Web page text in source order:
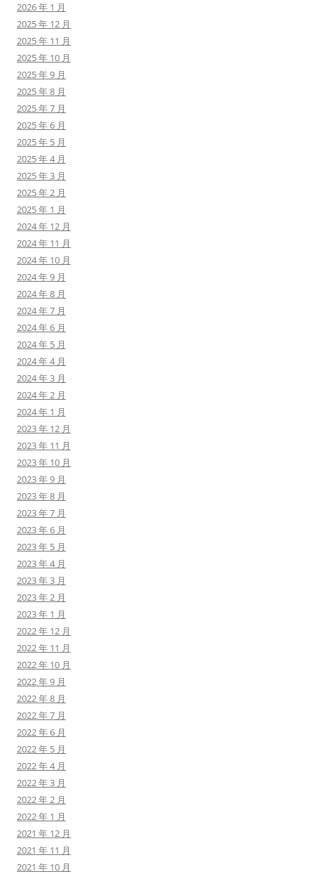
2026 年 1 月
2025 年 12 月
2025 年 11 月
2025 年 10 月
2025 年 9 月
2025 年 8 月
2025 年 7 月
2025 年 6 月
2025 年 5 月
2025 年 4 月
2025 年 3 月
2025 年 2 月
2025 年 1 月
2024 年 12 月
2024 年 11 月
2024 年 10 月
2024 年 9 月
2024 年 8 月
2024 年 7 月
2024 年 6 月
2024 年 5 月
2024 年 4 月
2024 年 3 月
2024 年 2 月
2024 年 1 月
2023 年 12 月
2023 年 11 月
2023 年 10 月
2023 年 9 月
2023 年 8 月
2023 年 7 月
2023 年 6 月
2023 年 5 月
2023 年 4 月
2023 年 3 月
2023 年 2 月
2023 年 1 月
2022 年 12 月
2022 年 11 月
2022 年 10 月
2022 年 9 月
2022 年 8 月
2022 年 7 月
2022 年 6 月
2022 年 5 月
2022 年 4 月
2022 年 3 月
2022 年 2 月
2022 年 1 月
2021 年 12 月
2021 年 11 月
2021 年 10 月